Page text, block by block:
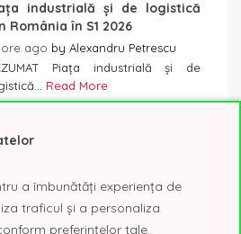
industrială și de logistică
România în S1 2026
ore ago by Alexandru Petrescu
Piața industrială și de
Read More
S1 2026, în București s-au...Read
a îmbunătăți experiența de
traficul și a personaliza
preferințelor tale.